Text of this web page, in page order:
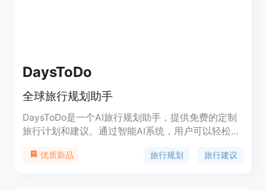
DaysToDo
全球旅行规划助手
DaysToDo是一个AI旅行规划助手，提供免费的定制
旅行计划和建议。通过智能AI系统，用户可以轻松规
当地美食建议和定制推荐。
优质新品 旅行规划 旅行建议